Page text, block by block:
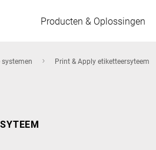
Producten & Oplossingen
Print & Apply etiketteersyteem